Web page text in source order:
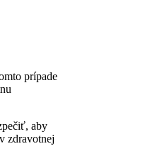
prípade
aby
zdravotnej